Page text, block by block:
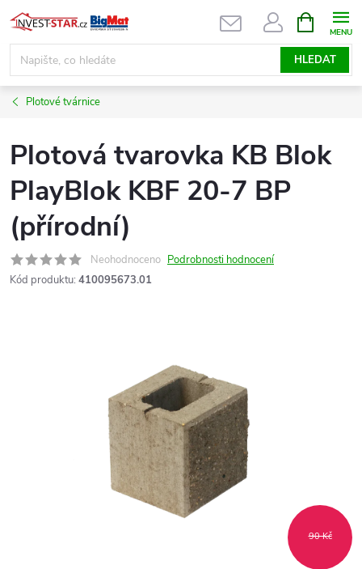
Přejít
na
obsah
HLEDAT
NÁKUPNÍ
KOŠÍK
Plotové tvárnice
Plotová tvarovka KB Blok
PlayBlok KBF 20-7 BP
(přírodní)
Neohodnoceno Podrobnosti hodnocení
Kód produktu: 410095673.01
90 Kč